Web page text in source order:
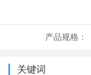
产品规格：
关键词